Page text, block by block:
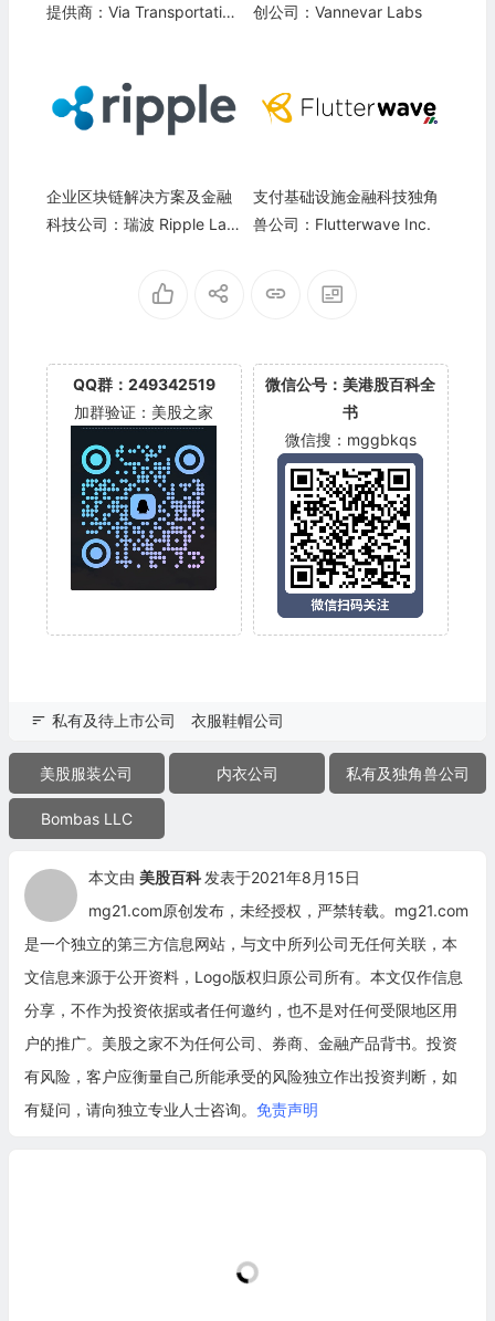
提供商：Via Transportation
创公司：Vannevar Labs
企业区块链解决方案及金融
科技公司：瑞波 Ripple Lab
支付基础设施金融科技独角
兽公司：Flutterwave Inc.
QQ群：249342519
加群验证：美股之家
微信公号：美港股百科全
书
微信搜：mggbkqs
私有及待上市公司 衣服鞋帽公司
美股服装公司 内衣公司 私有及独角兽公司
Bombas LLC
本文由 美股百科 发表于2021年8月15日
mg21.com原创发布，未经授权，严禁转载。mg21.com
是一个独立的第三方信息网站，与文中所列公司无任何关联，本
文信息来源于公开资料，Logo版权归原公司所有。本文仅作信息
分享，不作为投资依据或者任何邀约，也不是对任何受限地区用
户的推广。美股之家不为任何公司、券商、金融产品背书。投资
有风险，客户应衡量自己所能承受的风险独立作出投资判断，如
有疑问，请向独立专业人士咨询。 免责声明